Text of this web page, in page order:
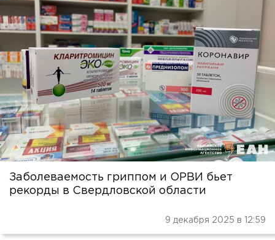
Заболеваемость гриппом и ОРВИ бьет
рекорды в Свердловской области
9 декабря 2025 в 12:59